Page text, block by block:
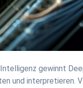
gewinnt
und interpretieren.